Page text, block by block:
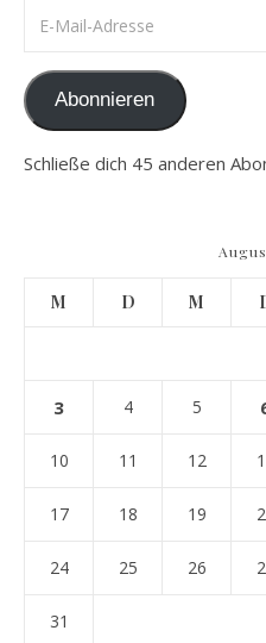
Abonnieren
Schließe dich 45 anderen
M D M
3 4 5
10 11 12
17 18 19
24 25 26
31